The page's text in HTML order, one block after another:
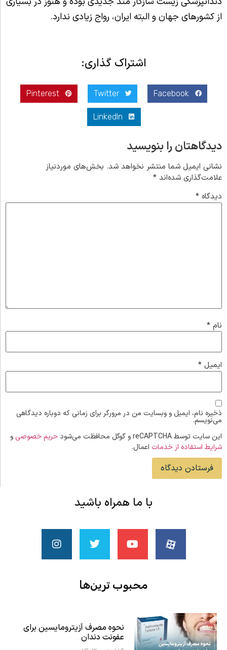
از کشورهای جهان و البته ایران، رواج زیادی ندارد.
اشتراک گذاری:
Facebook
Twitter
Pinterest
LinkedIn
دیدگاهتان را بنویسید
نشانی ایمیل شما منتشر نخواهد شد. بخش‌های موردنیاز
علامت‌گذاری شده‌اند *
دیدگاه *
نام *
ایمیل *
ذخیره نام، ایمیل و وبسایت من در مرورگر برای زمانی که دوباره دیدگاهی
می‌نویسم.
این سایت توسط reCAPTCHA و گوگل محافظت می‌شود
حریم خصوصی و
شرایط استفاده از خدمات اعمال.
با ما همراه باشید
محبوب ‌ترین‌ها
نحوه مصرف آزیترومایسین برای
عفونت دندان